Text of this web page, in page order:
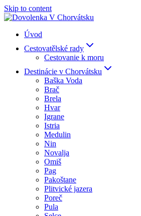
Skip to content
Úvod
Cestovatělské rady
Cestovanie k moru
Destinácie v Chorvátsku
Baška Voda
Brač
Brela
Hvar
Igrane
Istria
Medulin
Nin
Novalja
Omiš
Pag
Pakoštane
Plitvické jazera
Poreč
Pula